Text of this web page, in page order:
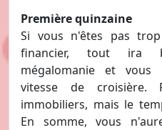
Première quinzaine
Si vous n'êtes pas
financier, tout ira
mégalomanie et
vitesse de croisière.
immobiliers, mais le
En somme, vous